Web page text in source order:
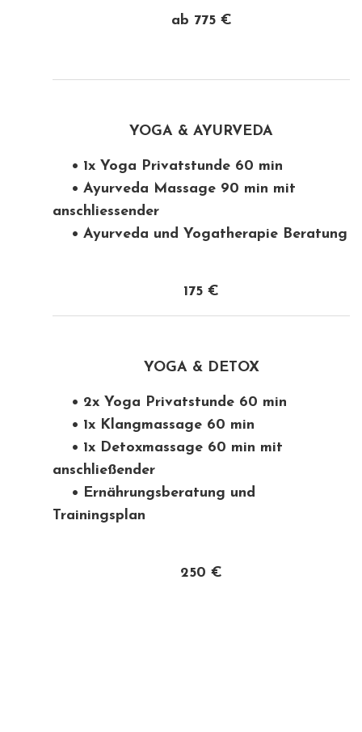
ab 775 €
YOGA & AYURVEDA
• 1x Yoga Privatstunde 60 min
• Ayurveda Massage 90 min mit
anschliessender
• Ayurveda und Yogatherapie Beratung
175 €
YOGA & DETOX
• 2x Yoga Privatstunde 60 min
• 1x Klangmassage 60 min
• 1x Detoxmassage 60 min mit
anschließender
• Ernährungsberatung und
Trainingsplan
250 €